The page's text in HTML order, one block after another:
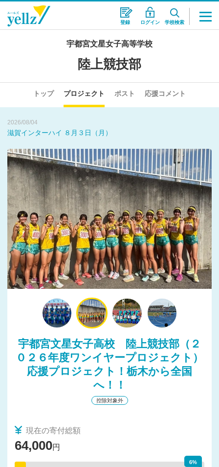
登録 ログイン 学校検索
宇都宮文星女子高等学校
陸上競技部
トップ プロジェクト ポスト 応援コメント
インターハイに向けて出発しました！
2026/08/06
滋賀インターハイ 8月4日（火）
2026/08/04
滋賀インターハイ ８月３日（月）
2026/08/02
インターハイに向けて出発しました！
2026/08/06
滋賀インターハイ 8月4日（火）
宇都宮文星女子高校 陸上競技部（２
０２６年度ワンイヤープロジェクト）
応援プロジェクト！栃木から全国
へ！！
控除対象外
現在の寄付総額
64,000円
6%